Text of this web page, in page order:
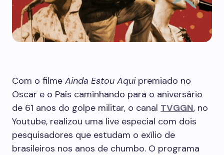
Com o filme Ainda Estou Aquipremiado no
Oscar e o País caminhando para o aniversário
de 61 anos do golpe militar, o canal TVGGN, no
Youtube, realizou uma live especial com dois
pesquisadores que estudam o exílio de
brasileiros nos anos de chumbo. O programa